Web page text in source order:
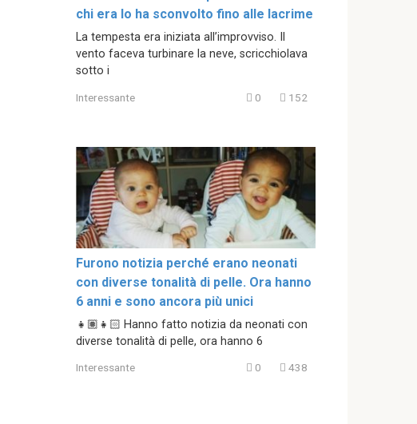
chi era lo ha sconvolto fino alle lacrime
La tempesta era iniziata all’improvviso. Il
vento faceva turbinare la neve, scricchiolava
sotto i
Interessante 0 152
Furono notizia perché erano neonati
con diverse tonalità di pelle. Ora hanno
6 anni e sono ancora più unici
👧🏽👧🏻 Hanno fatto notizia da neonati con
diverse tonalità di pelle, ora hanno 6
Interessante 0 438